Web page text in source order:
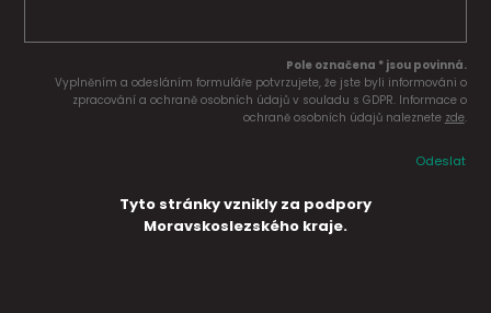
Pole označena * jsou povinná.
Vyplněním a odesláním formuláře potvrzujete, že jste byli informováni o
zpracování a ochraně osobních údajů v souladu s GDPR. Informace o
ochraně osobních údajů naleznete zde.
Odeslat
Tyto stránky vznikly za podpory
Moravskoslezského kraje.